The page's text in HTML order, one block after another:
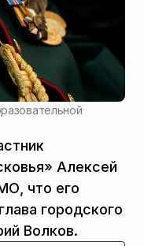
Алексей
что его
городского
Волков.